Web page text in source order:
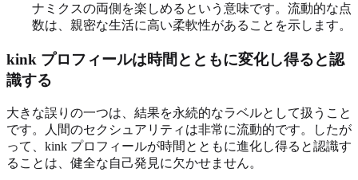
ナミクスの両側を楽しめるという意味です。流動的な点
数は、親密な生活に高い柔軟性があることを示します。
kink プロフィールは時間とともに変化し得ると認
識する
大きな誤りの一つは、結果を永続的なラベルとして扱うこと
です。人間のセクシュアリティは非常に流動的です。したが
って、kink プロフィールが時間とともに進化し得ると認識す
ることは、健全な自己発見に欠かせません。